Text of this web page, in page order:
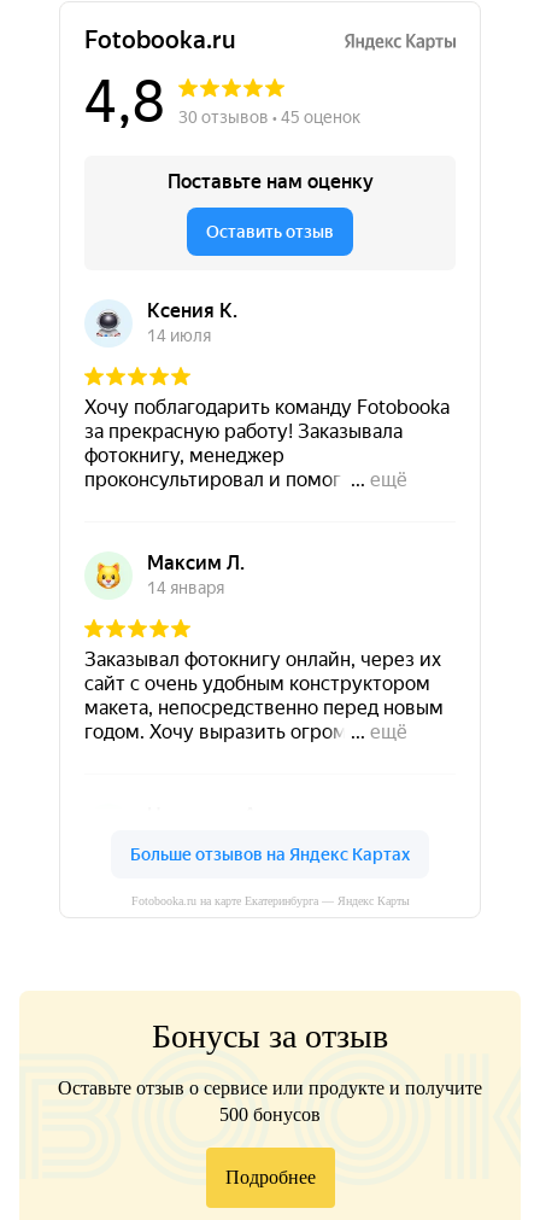
Fotobooka.ru на карте Екатеринбурга — Яндекс Карты
Бонусы за отзыв
Оставьте отзыв о сервисе или продукте и получите
500 бонусов
Подробнее